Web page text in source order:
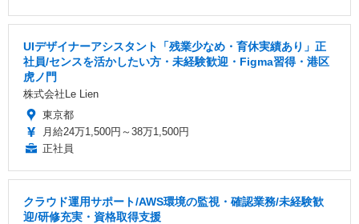
UIデザイナーアシスタント「残業少なめ・育休実績あり」正
社員/センスを活かしたい方・未経験歓迎・Figma習得・港区
虎ノ門
株式会社Le Lien
東京都
月給24万1,500円～38万1,500円
正社員
クラウド運用サポート/AWS環境の監視・確認業務/未経験歓
迎/研修充実・資格取得支援